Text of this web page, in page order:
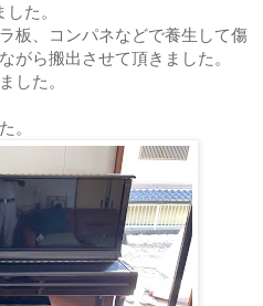
た。
板、コンパネなどで養生して傷
がら搬出させて頂きました。
した。
。